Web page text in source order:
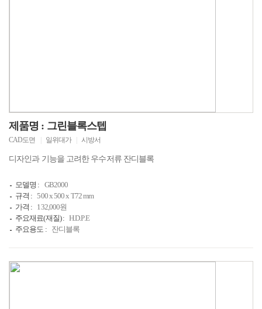
제품명 : 그린블록스텝
CAD도면 일위대가 시방서
디자인과 기능을 고려한 우수저류 잔디블록
모델명 : GB2000
규격 : 500 x 500 x T72 mm
가격 : 132,000원
주요재료(재질) : H.D.P.E
주요용도 :
잔디블록